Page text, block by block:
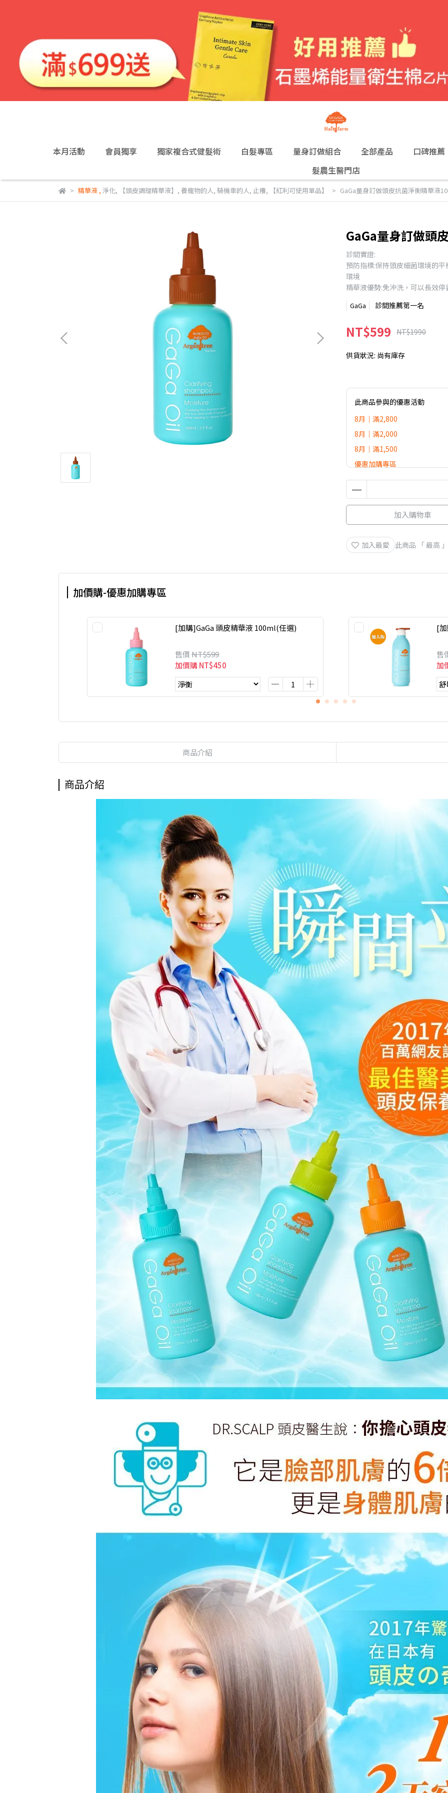
本月活動 會員獨享 獨家複合式健髮術 白髮專區 量身訂做組合 全部產品
口碑推薦
髮農生醫門店
精華液, 淨化, 【頭皮調理精華液】 , 養寵物的人, 騎機車的人, 止癢, 【紅利可使用單品】 GaGa量身訂做頭皮抗菌淨衡精華液
GaGa量身訂做頭
診間實證:
預防指標:保持頭皮細菌環境的
環境
精華液優勢:免沖洗，可以長效
GaGa 診間推薦第一名
NT$599 NT$1990
供貨狀況: 尚有庫存
此商品參與的優惠活動
8月｜滿2,800
8月｜滿2,000
8月｜滿1,500
優惠加購專區
2026 DR.GAGA 滿額贈活動
加入購物車
加入最愛 此商品 「 最高
加價購-優惠加購專區
[加購]GaGa 頭皮精華液 100ml(任選)
售價NT$599
加價購NT$450
[
售
加
商品介紹
商品介紹